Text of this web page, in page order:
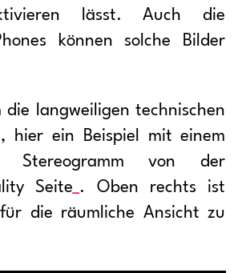
lässt. Auch die
können solche Bilder
die langweiligen technischen
hier ein Beispiel mit einem
Stereogramm von der
Seite . Oben rechts ist
die räumliche Ansicht zu